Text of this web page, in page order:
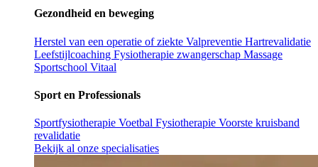
Gezondheid en beweging
Herstel van een operatie of ziekte Valpreventie Hartrevalidatie
Leefstijlcoaching Fysiotherapie zwangerschap Massage
Sportschool Vitaal
Sport en Professionals
Sportfysiotherapie Voetbal Fysiotherapie Voorste kruisband
revalidatie
Bekijk al onze specialisaties